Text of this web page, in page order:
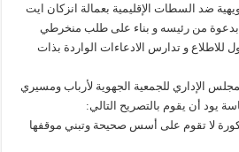
ضد السطات الإقليمية بعمالة انزكان ايت
بدعوة من رئيسه و بناء على طلب منخرطي
للاطلاع و تدارس الادعاءات الواردة بذات
الإداري للجمعية الجهوية لأرباب ومسيري
يود أن يقوم بالتصريح التالي:
لا تقوم على أسس صحيحة وتبني موقفها